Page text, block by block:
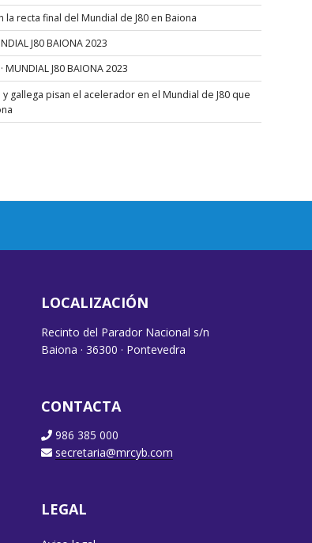
la recta final del Mundial de J80 en Baiona
J80 BAIONA 2023
MUNDIAL J80 BAIONA 2023
y gallega pisan el acelerador en el Mundial de J80 que
LOCALIZACIÓN
Recinto del Parador Nacional s/n
Baiona · 36300 · Pontevedra
CONTACTA
986 385 000
secretaria@mrcyb.com
LEGAL